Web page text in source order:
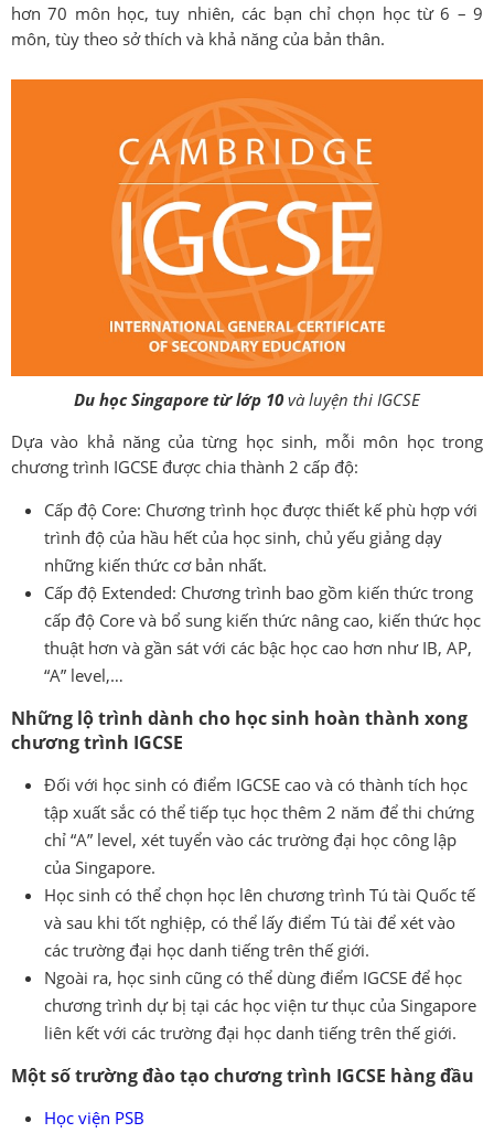
hơn 70 môn học, tuy nhiên, các bạn chỉ chọn học từ 6 – 9
môn, tùy theo sở thích và khả năng của bản thân.
Du học Singapore từ lớp 10 và luyện thi IGCSE
Dựa vào khả năng của từng học sinh, mỗi môn học trong
chương trình IGCSE được chia thành 2 cấp độ:
Cấp độ Core: Chương trình học được thiết kế phù hợp với
trình độ của hầu hết của học sinh, chủ yếu giảng dạy
những kiến thức cơ bản nhất.
Cấp độ Extended: Chương trình bao gồm kiến thức trong
cấp độ Core và bổ sung kiến thức nâng cao, kiến thức học
thuật hơn và gần sát với các bậc học cao hơn như IB, AP,
“A” level,…
Những lộ trình dành cho học sinh hoàn thành xong
chương trình IGCSE
Đối với học sinh có điểm IGCSE cao và có thành tích học
tập xuất sắc có thể tiếp tục học thêm 2 năm để thi chứng
chỉ “A” level, xét tuyển vào các trường đại học công lập
của Singapore.
Học sinh có thể chọn học lên chương trình Tú tài Quốc tế
và sau khi tốt nghiệp, có thể lấy điểm Tú tài để xét vào
các trường đại học danh tiếng trên thế giới.
Ngoài ra, học sinh cũng có thể dùng điểm IGCSE để học
chương trình dự bị tại các học viện tư thục của Singapore
liên kết với các trường đại học danh tiếng trên thế giới.
Một số trường đào tạo chương trình IGCSE hàng đầu
Học viện PSB